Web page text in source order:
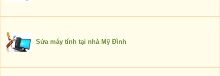
Sửa máy tính tại nhà Mỹ Đình